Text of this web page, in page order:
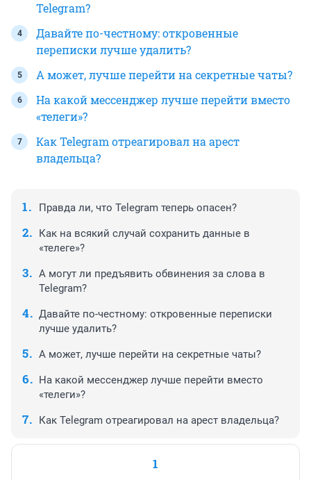
Telegram?
Давайте по-честному: откровенные
переписки лучше удалить?
А может, лучше перейти на секретные чаты?
На какой мессенджер лучше перейти вместо
«телеги»?
Как Telegram отреагировал на арест
владельца?
Правда ли, что Telegram теперь опасен?
Как на всякий случай сохранить данные в
«телеге»?
А могут ли предъявить обвинения за слова в
Telegram?
Давайте по-честному: откровенные переписки
лучше удалить?
А может, лучше перейти на секретные чаты?
На какой мессенджер лучше перейти вместо
«телеги»?
Как Telegram отреагировал на арест владельца?
1